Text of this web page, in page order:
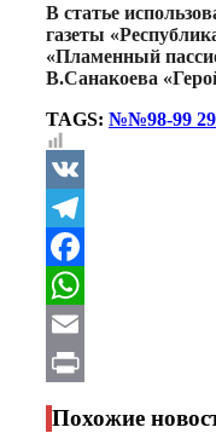
В статье
газеты
«Пламенный
В.Санакоева
TAGS: №№98-99 29
VK
Telegram
Facebook
WhatsApp
Email
Print
Похожие